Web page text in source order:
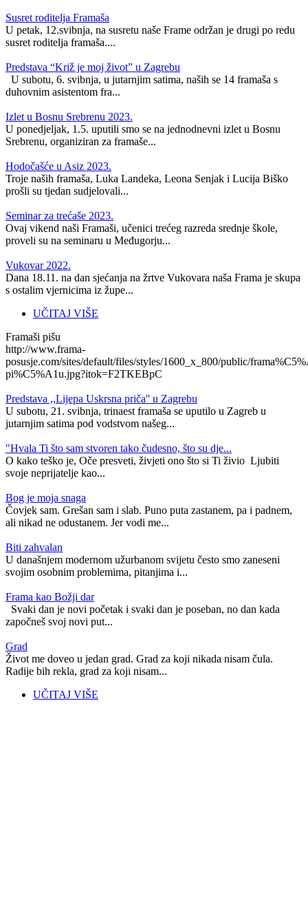
Susret roditelja Framaša
U petak, 12.svibnja, na susretu naše Frame održan je drugi po redu
susret roditelja framaša....
Predstava “Križ je moj život” u Zagrebu
U subotu, 6. svibnja, u jutarnjim satima, naših se 14 framaša s
duhovnim asistentom fra...
Izlet u Bosnu Srebrenu 2023.
U ponedjeljak, 1.5. uputili smo se na jednodnevni izlet u Bosnu
Srebrenu, organiziran za framaše...
Hodočašće u Asiz 2023.
Troje naših framaša, Luka Landeka, Leona Senjak i Lucija Biško
prošli su tjedan sudjelovali...
Seminar za trećaše 2023.
Ovaj vikend naši Framaši, učenici trećeg razreda srednje škole,
proveli su na seminaru u Međugorju...
Vukovar 2022.
Dana 18.11. na dan sjećanja na žrtve Vukovara naša Frama je skupa
s ostalim vjernicima iz župe...
UČITAJ VIŠE
Framaši pišu
http://www.frama-
posusje.com/sites/default/files/styles/1600_x_800/public/
pi%C5%A1u.jpg?itok=F2TKEBpC
Predstava ,,Lijepa Uskrsna priča'' u Zagrebu
U subotu, 21. svibnja, trinaest framaša se uputilo u Zagreb u
jutarnjim satima pod vodstvom našeg...
"Hvala Ti što sam stvoren tako čudesno, što su dje...
O kako teško je, Oče presveti, živjeti ono što si Ti živio Ljubiti
svoje neprijatelje kao...
​Bog je moja snaga
Čovjek sam. Grešan sam i slab. Puno puta zastanem, pa i padnem,
ali nikad ne odustanem. Jer vodi me...
Biti zahvalan
U današnjem modernom užurbanom svijetu često smo zaneseni
svojim osobnim problemima, pitanjima i...
Frama kao Božji dar
Svaki dan je novi početak i svaki dan je poseban, no dan kada
započneš svoj novi put...
Grad
Život me doveo u jedan grad. Grad za koji nikada nisam čula.
Radije bih rekla, grad za koji nisam...
UČITAJ VIŠE